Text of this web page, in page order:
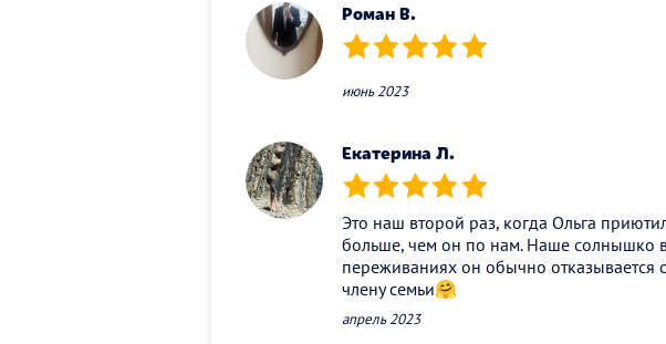
Роман В.
(*) (*) (*) (*) (*)
июнь 2023
Екатерина Л.
(*) (*) (*) (*) (*)
Это наш второй раз, когда Ольга
больше, чем он по нам. Наше солнышко в
переживаниях он обычно отказывается
члену семьи🤗
апрель 2023